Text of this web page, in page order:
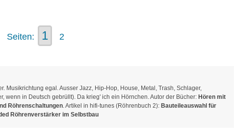
Seiten: 1 2
Musikrichtung egal. Ausser Jazz, Hip-Hop, House, Metal, Trash, Schlager,
wenn in Deutsch gebrüllt). Da krieg' ich ein Hörnchen. Autor der Bücher: Hören mit
Röhrenschaltungen. Artikel in hifi-tunes (Röhrenbuch 2): Bauteileauswahl für
Röhrenverstärker im Selbstbau